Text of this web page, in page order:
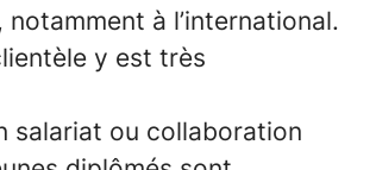
à l’international.
y est très
salariat ou collaboration